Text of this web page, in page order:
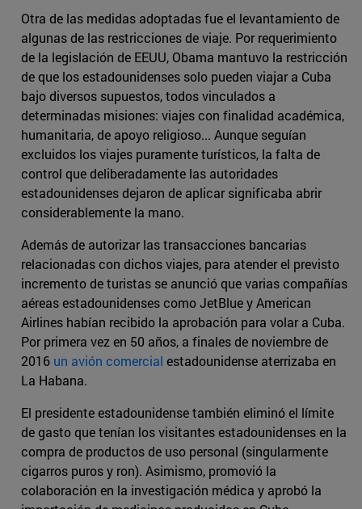
Otra de las medidas adoptadas fue el levantamiento de
algunas de las restricciones de viaje. Por requerimiento
de la legislación de EEUU, Obama mantuvo la restricción
de que los estadounidenses solo pueden viajar a Cuba
bajo diversos supuestos, todos vinculados a
determinadas misiones: viajes con finalidad académica,
humanitaria, de apoyo religioso... Aunque seguían
excluidos los viajes puramente turísticos, la falta de
control que deliberadamente las autoridades
estadounidenses dejaron de aplicar significaba abrir
considerablemente la mano.
Además de autorizar las transacciones bancarias
relacionadas con dichos viajes, para atender el previsto
incremento de turistas se anunció que varias compañías
aéreas estadounidenses como JetBlue y American
Airlines habían recibido la aprobación para volar a Cuba.
Por primera vez en 50 años, a finales de noviembre de
2016 un avión comercial estadounidense aterrizaba en
La Habana.
El presidente estadounidense también eliminó el límite
de gasto que tenían los visitantes estadounidenses en la
compra de productos de uso personal (singularmente
cigarros puros y ron). Asimismo, promovió la
colaboración en la investigación médica y aprobó la